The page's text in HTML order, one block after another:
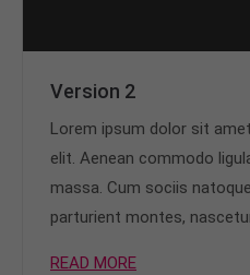
Version 2
Lorem ipsum dolor sit
elit. Aenean commodo
massa. Cum sociis
parturient montes,
READ MORE